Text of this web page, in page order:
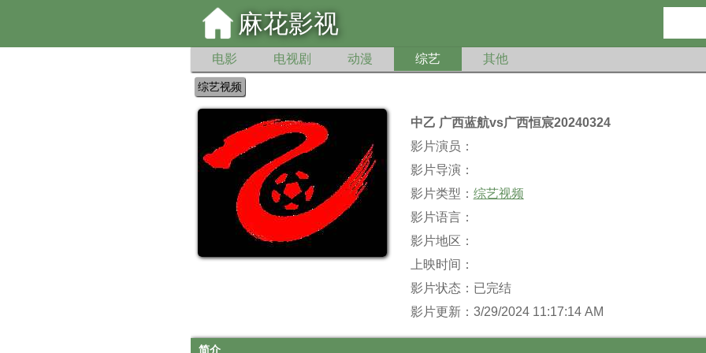
麻花影视
电影 电视剧 动漫 综艺 其他
综艺视频
中乙 广西蓝航vs广西恒宸20240324
影片演员：
影片导演：
影片类型： 综艺视频
影片语言：
影片地区：
上映时间：
影片状态：已完结
影片更新：3/29/2024 11:17:14 AM
简介